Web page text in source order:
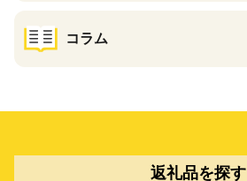
コラム
返礼品を探す